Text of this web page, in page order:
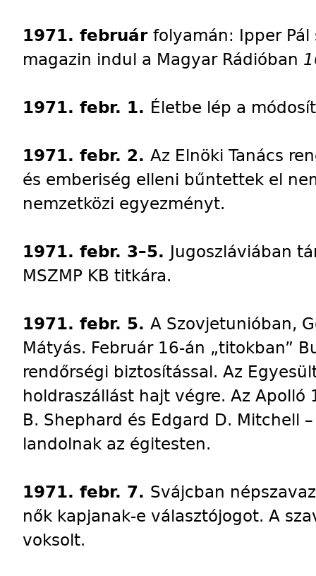
1971. február folyamán: Ipper
magazin indul a Magyar Rádióban
1971. febr. 1. Életbe lép a
1971. febr. 2. Az Elnöki Tanács
és emberiség elleni bűntettek el
nemzetközi egyezményt.
1971. febr. 3–5. Jugoszláviában
MSZMP KB titkára.
1971. febr. 5. A Szovjetunióban,
Mátyás. Február 16-án „titokban”
rendőrségi biztosítással. Az
holdraszállást hajt végre. Az Apolló
B. Shephard és Edgard D. Mitchell
landolnak az égitesten.
1971. febr. 7. Svájcban
nők kapjanak-e választójogot. A
voksolt.